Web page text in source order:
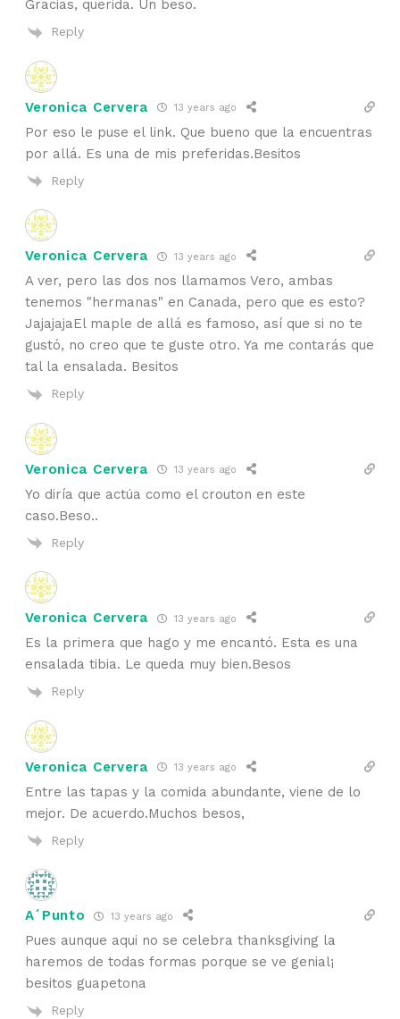
Gracias, querida. Un beso.
Reply
Veronica Cervera 13 years ago
Por eso le puse el link. Que bueno que la encuentras
por allá. Es una de mis preferidas.Besitos
Reply
Veronica Cervera 13 years ago
A ver, pero las dos nos llamamos Vero, ambas
tenemos "hermanas" en Canada, pero que es esto?
JajajajaEl maple de allá es famoso, así que si no te
gustó, no creo que te guste otro. Ya me contarás que
tal la ensalada. Besitos
Reply
Veronica Cervera 13 years ago
Yo diría que actúa como el crouton en este
caso.Beso..
Reply
Veronica Cervera 13 years ago
Es la primera que hago y me encantó. Esta es una
ensalada tibia. Le queda muy bien.Besos
Reply
Veronica Cervera 13 years ago
Entre las tapas y la comida abundante, viene de lo
mejor. De acuerdo.Muchos besos,
Reply
A´Punto 13 years ago
Pues aunque aqui no se celebra thanksgiving la
haremos de todas formas porque se ve genial¡
besitos guapetona
Reply